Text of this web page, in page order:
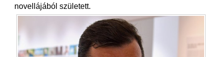
novellájából született.